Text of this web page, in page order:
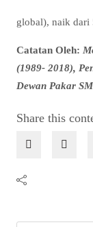
global), naik dari
Catatan Oleh:
(1989- 2018),
Dewan Pakar
Share this